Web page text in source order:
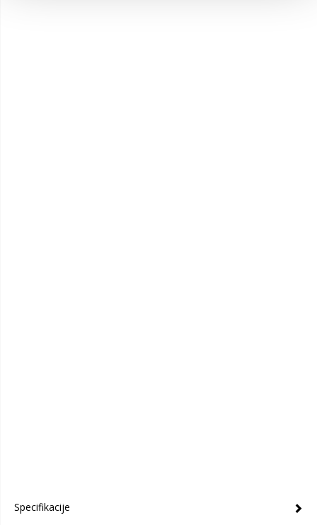
Specifikacije